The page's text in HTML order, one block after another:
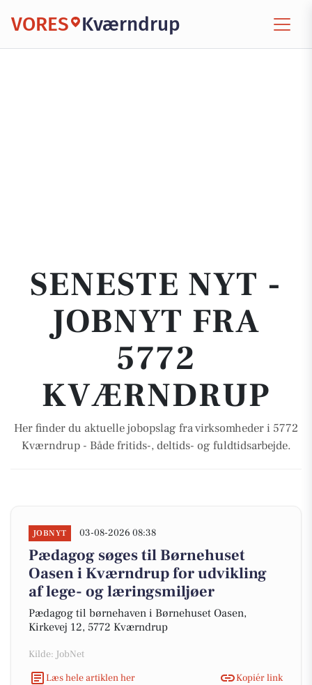
VORES Kværndrup
SENESTE NYT -
JOBNYT FRA
5772
KVÆRNDRUP
Her finder du aktuelle jobopslag fra virksomheder i 5772
Kværndrup - Både fritids-, deltids- og fuldtidsarbejde.
JOBNYT 03-08-2026 08:38
Pædagog søges til Børnehuset
Oasen i Kværndrup for udvikling
af lege- og læringsmiljøer
Pædagog til børnehaven i Børnehuset Oasen,
Kirkevej 12, 5772 Kværndrup
Kilde: JobNet
Læs hele artiklen her
Kopiér link